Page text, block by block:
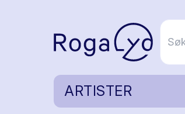
ARTISTER